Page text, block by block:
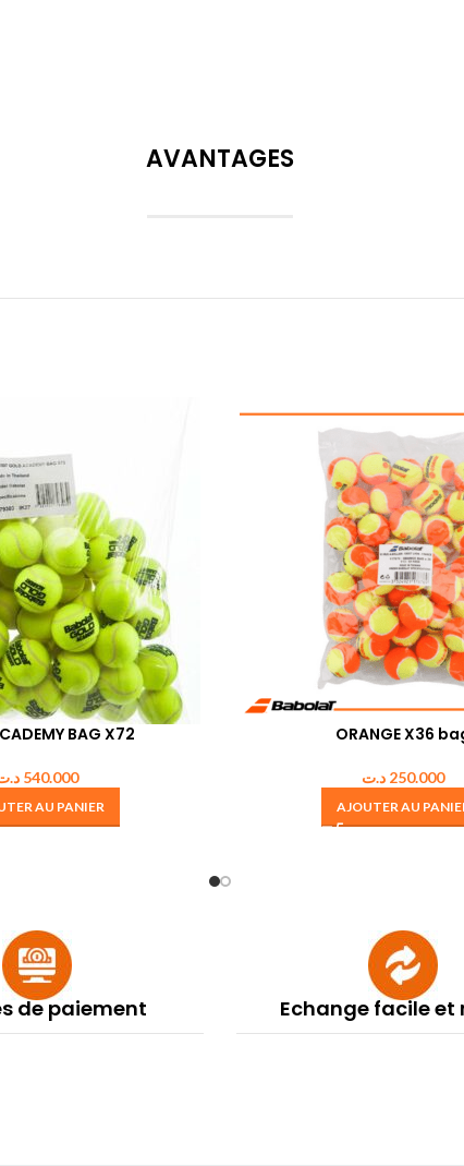
AVANTAGES
BAG X72
540.000
AU PANIER
ORANGE X36
250.000 د.ت
AJOUTER AU
de paiement Echange facile et